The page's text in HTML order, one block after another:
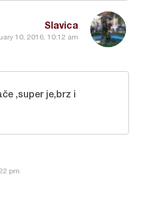
Slavica
10, 2016, 10:12 am
pm
,super je,brz i